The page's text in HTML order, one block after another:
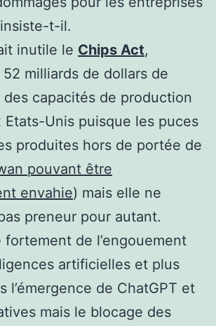
t-il.
inutile le Chips Act,
milliards de dollars de
capacités de production
Etats-Unis puisque les puces
produites hors de portée de
pouvant être
envahie) mais elle ne
preneur pour autant.
de l’engouement
artificielles et plus
l’émergence de ChatGPT et
mais le blocage des